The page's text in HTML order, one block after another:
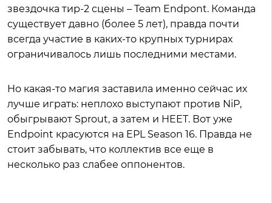
звездочка тир-2 сцены – Team Endpont. Команда
существует давно (более 5 лет), правда почти
всегда участие в каких-то крупных турнирах
ограничивалось лишь последними местами.
Но какая-то магия заставила именно сейчас их
лучше играть: неплохо выступают против NiP,
обыгрывают Sprout, а затем и HEET. Вот уже
Endpoint красуются на EPL Season 16. Правда не
стоит забывать, что коллектив все еще в
несколько раз слабее оппонентов.